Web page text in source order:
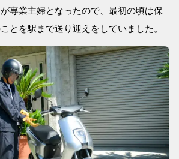
専業主婦となったので、最初の頃は保
とを駅まで送り迎えをしていました。